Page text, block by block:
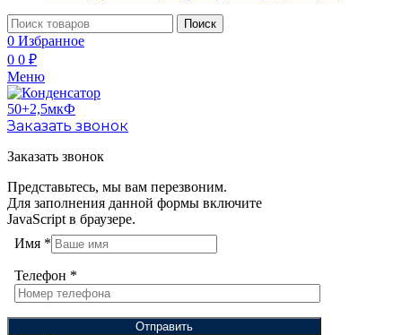
Поиск
0 Избранное
0 0 ₽
Меню
Заказать звонок
Заказать звонок
Представьтесь, мы вам перезвоним.
Для заполнения данной формы включите
JavaScript в браузере.
Имя *
Телефон *
Отправить